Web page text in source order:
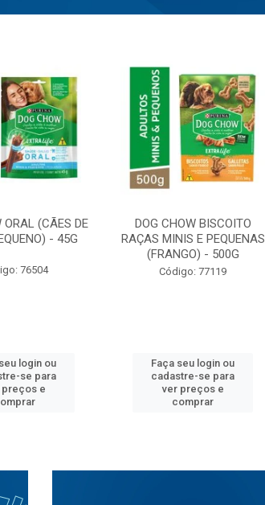
ORAL (CÃES DE
- 45G
76504
login ou
se para
preços e
DOG CHOW BISCOITO
RAÇAS MINIS E PEQUENAS
(FRANGO) - 500G
Código: 77119
Faça seu login ou
cadastre-se para
ver preços e
comprar